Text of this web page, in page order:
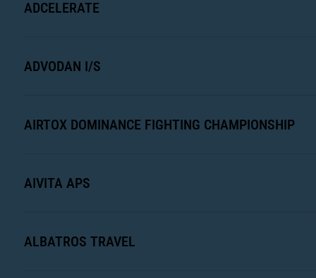
ADCELERATE
ADVODAN I/S
AIRTOX DOMINANCE FIGHTING CHAMPIONSHIP
AIVITA APS
ALBATROS TRAVEL